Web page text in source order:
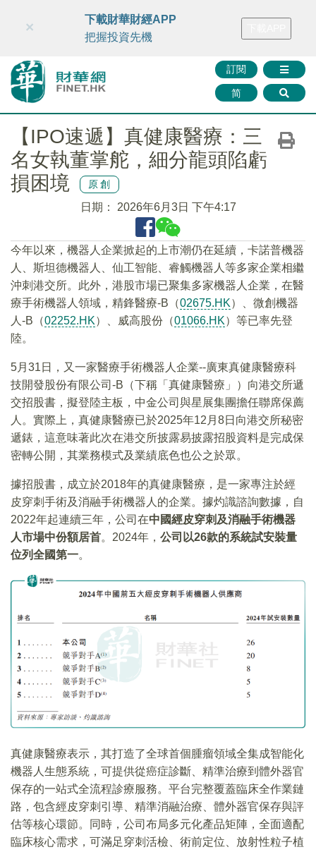
財華智庫網 FINTV FINMETA 財華證券 媒體矩陣
訂閱
简
×
下載財華財經APP
把握投資先機
【IPO速遞】真健康醫療：三
名女執董掌舵，細分龍頭陷虧
損困境
原創
日期： 2026年6月3日 下午4:17
今年以來，機器人企業掀起的上市潮仍在延續，卡諾普機器
人、斯坦德機器人、仙工智能、睿觸機器人等多家企業相繼
沖刺港交所。此外，港股市場已聚集多家機器人企業，在醫
療手術機器人領域，精鋒醫療-B（02675.HK）、微創機器
人-B（02252.HK）、威高股份（01066.HK）等已率先登
陸。
5月31日，又一家醫療手術機器人企業--廣東真健康醫療科
技開發股份有限公司-B（下稱「真健康醫療」）向港交所遞
交招股書，擬登陸主板，中金公司與星展集團擔任聯席保薦
人。實際上，真健康醫療已於2025年12月8日向港交所秘密
遞錶，這意味著此次在港交所披露易披露招股資料是完成保
密轉公開，其業務模式及業績底色也公之於眾。
據招股書，成立於2018年的真健康醫療，是一家專注於經
皮穿刺手術及消融手術機器人的企業。據灼識諮詢數據，自
2022年起連續三年，公司在中國經皮穿刺及消融手術機器
人市場中份額居首。2024年， 公司以26款的系統試安裝量
位列全國第一。
真健康醫療表示，其打造了全球首個腫瘤領域全集成智能化
機器人生態系統，可提供從癌症診斷、精準治療到體外器官
保存的一站式全流程診療服務。平台完整覆蓋臨床全作業鏈
路，包含經皮穿刺引導、精準消融治療、體外器官保存與評
估等核心環節。同時，公司布局多元化產品矩陣，全面適配
臨床核心需求，可滿足穿刺活檢、術前定位、放射性粒子植